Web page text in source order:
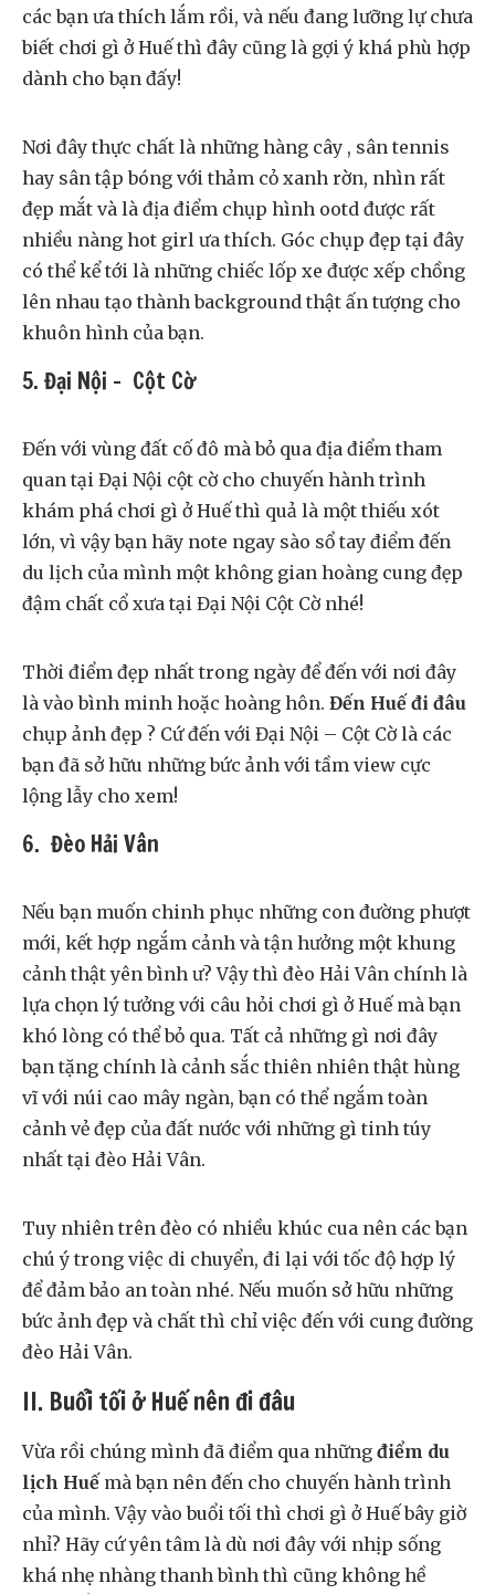
các bạn ưa thích lắm rồi, và nếu đang lưỡng lự chưa
biết chơi gì ở Huế thì đây cũng là gợi ý khá phù hợp
dành cho bạn đấy!
Nơi đây thực chất là những hàng cây , sân tennis
hay sân tập bóng với thảm cỏ xanh rờn, nhìn rất
đẹp mắt và là địa điểm chụp hình ootd được rất
nhiều nàng hot girl ưa thích. Góc chụp đẹp tại đây
có thể kể tới là những chiếc lốp xe được xếp chồng
lên nhau tạo thành background thật ấn tượng cho
khuôn hình của bạn.
5. Đại Nội – Cột Cờ
Đến với vùng đất cố đô mà bỏ qua địa điểm tham
quan tại Đại Nội cột cờ cho chuyến hành trình
khám phá chơi gì ở Huế thì quả là một thiếu xót
lớn, vì vậy bạn hãy note ngay sào sổ tay điểm đến
du lịch của mình một không gian hoàng cung đẹp
đậm chất cổ xưa tại Đại Nội Cột Cờ nhé!
Thời điểm đẹp nhất trong ngày để đến với nơi đây
là vào bình minh hoặc hoàng hôn. Đến Huế đi đâu
chụp ảnh đẹp ? Cứ đến với Đại Nội – Cột Cờ là các
bạn đã sở hữu những bức ảnh với tầm view cực
lộng lẫy cho xem!
6. Đèo Hải Vân
Nếu bạn muốn chinh phục những con đường phượt
mới, kết hợp ngắm cảnh và tận hưởng một khung
cảnh thật yên bình ư? Vậy thì đèo Hải Vân chính là
lựa chọn lý tưởng với câu hỏi chơi gì ở Huế mà bạn
khó lòng có thể bỏ qua. Tất cả những gì nơi đây
bạn tặng chính là cảnh sắc thiên nhiên thật hùng
vĩ với núi cao mây ngàn, bạn có thể ngắm toàn
cảnh vẻ đẹp của đất nước với những gì tinh túy
nhất tại đèo Hải Vân.
Tuy nhiên trên đèo có nhiều khúc cua nên các bạn
chú ý trong việc di chuyển, đi lại với tốc độ hợp lý
để đảm bảo an toàn nhé. Nếu muốn sở hữu những
bức ảnh đẹp và chất thì chỉ việc đến với cung đường
đèo Hải Vân.
II. Buổi tối ở Huế nên đi đâu
Vừa rồi chúng mình đã điểm qua những điểm du
lịch Huế mà bạn nên đến cho chuyến hành trình
của mình. Vậy vào buổi tối thì chơi gì ở Huế bây giờ
nhỉ? Hãy cứ yên tâm là dù nơi đây với nhịp sống
khá nhẹ nhàng thanh bình thì cũng không hề